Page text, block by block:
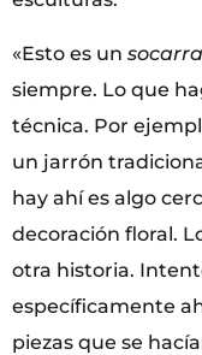
«Esto es un
siempre. Lo que
técnica. Por
un jarrón
hay ahí es algo
decoración floral.
otra historia.
específicamente
piezas que se